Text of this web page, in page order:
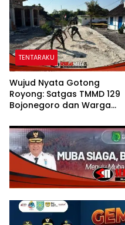
TENTARAKU
Wujud Nyata Gotong
Royong: Satgas TMMD 129
Bojonegoro dan Warga
Drainase demi Keawetan
Jalan Desa